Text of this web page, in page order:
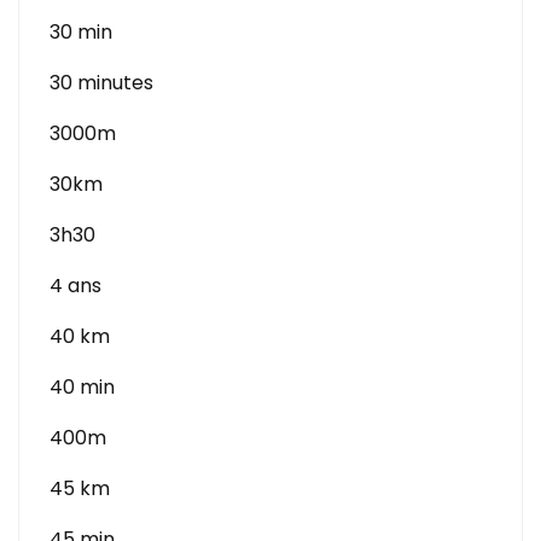
30 min
30 minutes
3000m
30km
3h30
4 ans
40 km
40 min
400m
45 km